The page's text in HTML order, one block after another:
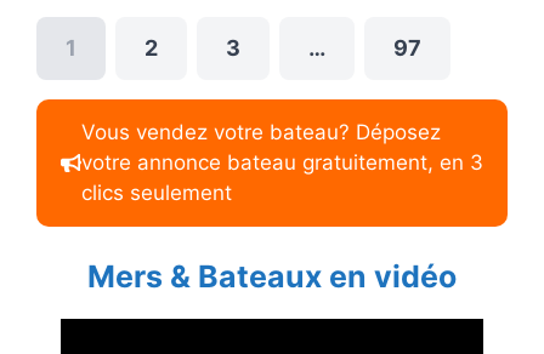
1 2 3 … 97
Vous vendez votre bateau? Déposez
votre annonce bateau gratuitement, en 3
clics seulement
Mers & Bateaux en vidéo